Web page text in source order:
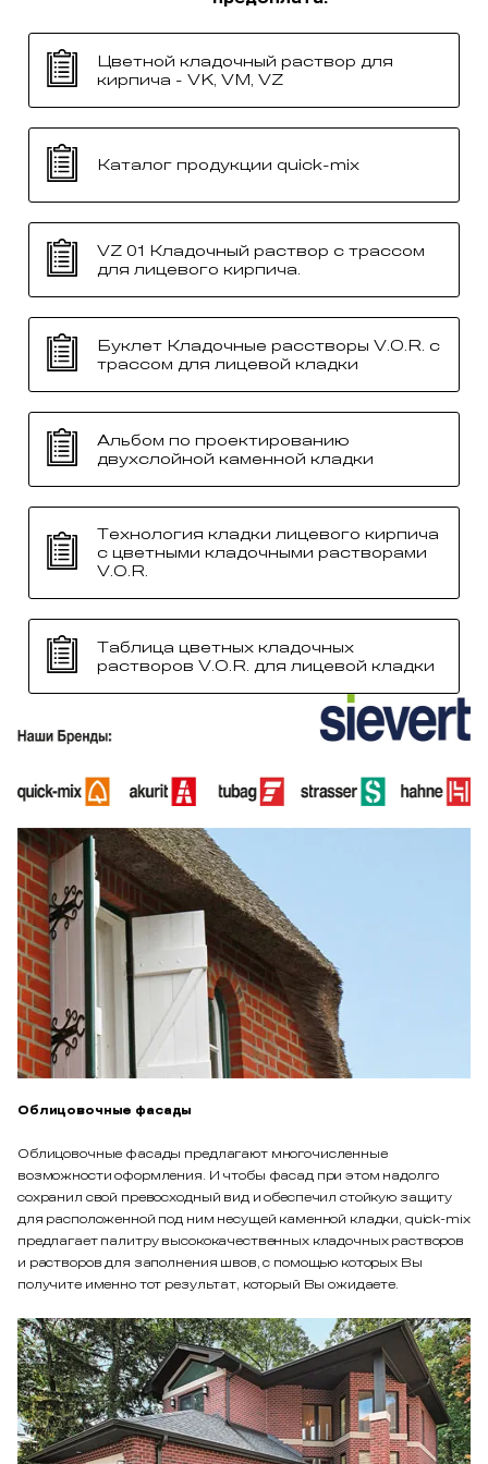
Цветной кладочный раствор для
кирпича - VK, VM, VZ
Каталог продукции quick-mix
VZ 01 Кладочный раствор с трассом
для лицевого кирпича.
Буклет Кладочные расстворы V.O.R. с
трассом для лицевой кладки
Альбом по проектированию
двухслойной каменной кладки
Технология кладки лицевого кирпича
с цветными кладочными растворами
V.O.R.
Таблица цветных кладочных
растворов V.O.R. для лицевой кладки
Облицовочные фасады
Облицовочные фасады предлагают многочисленные
возможности оформления. И чтобы фасад при этом надолго
сохранил свой превосходный вид и обеспечил стойкую защиту
для расположенной под ним несущей каменной кладки, quick-mix
предлагает палитру высококачественных кладочных растворов
и растворов для заполнения швов, с помощью которых Вы
получите именно тот результат, который Вы ожидаете.